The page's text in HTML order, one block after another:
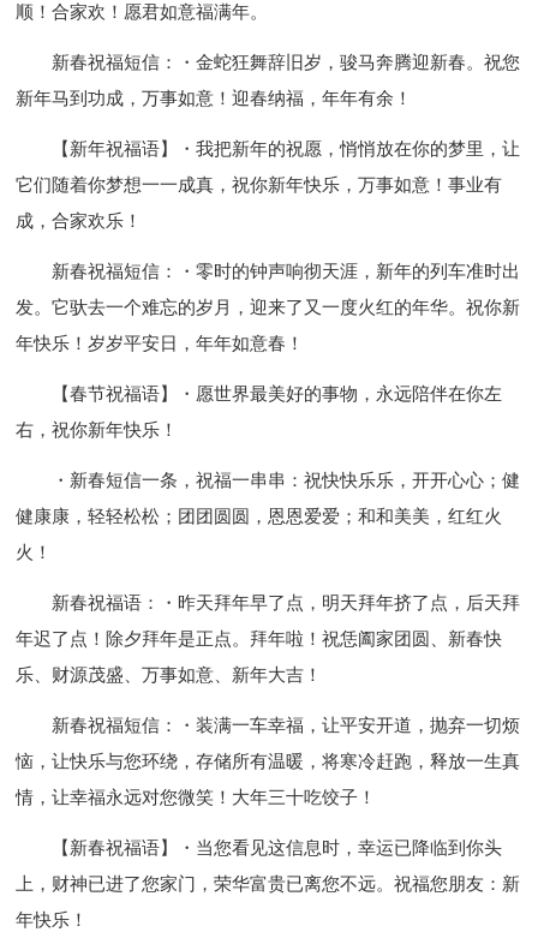
顺！合家欢！愿君如意福满年。
新春祝福短信：・金蛇狂舞辞旧岁，骏马奔腾迎新春。祝您
新年马到功成，万事如意！迎春纳福，年年有余！
【新年祝福语】・我把新年的祝愿，悄悄放在你的梦里，让
它们随着你梦想一一成真，祝你新年快乐，万事如意！事业有
成，合家欢乐！
新春祝福短信：・零时的钟声响彻天涯，新年的列车准时出
发。它驮去一个难忘的岁月，迎来了又一度火红的年华。祝你新
年快乐！岁岁平安日，年年如意春！
【春节祝福语】・愿世界最美好的事物，永远陪伴在你左
右，祝你新年快乐！
・新春短信一条，祝福一串串：祝快快乐乐，开开心心；健
健康康，轻轻松松；团团圆圆，恩恩爱爱；和和美美，红红火
火！
新春祝福语：・昨天拜年早了点，明天拜年挤了点，后天拜
年迟了点！除夕拜年是正点。拜年啦！祝恁阖家团圆、新春快
乐、财源茂盛、万事如意、新年大吉！
新春祝福短信：・装满一车幸福，让平安开道，抛弃一切烦
恼，让快乐与您环绕，存储所有温暖，将寒冷赶跑，释放一生真
情，让幸福永远对您微笑！大年三十吃饺子！
【新春祝福语】・当您看见这信息时，幸运已降临到你头
上，财神已进了您家门，荣华富贵已离您不远。祝福您朋友：新
年快乐！